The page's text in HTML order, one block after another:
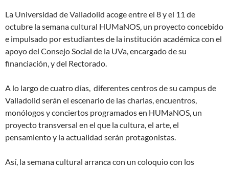
La Universidad de Valladolid acoge entre el 8 y el 11 de
octubre la semana cultural HUMaNOS, un proyecto concebido
e impulsado por estudiantes de la institución académica con el
apoyo del Consejo Social de la UVa, encargado de su
financiación, y del Rectorado.
A lo largo de cuatro días, diferentes centros de su campus de
Valladolid serán el escenario de las charlas, encuentros,
monólogos y conciertos programados en HUMaNOS, un
proyecto transversal en el que la cultura, el arte, el
pensamiento y la actualidad serán protagonistas.
Así, la semana cultural arranca con un coloquio con los